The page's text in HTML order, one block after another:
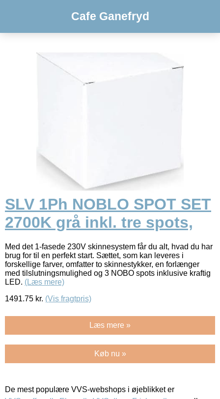
Cafe Ganefryd
SLV 1Ph NOBLO SPOT SET
2700K grå inkl. tre spots,
Med det 1-fasede 230V skinnesystem får du alt, hvad du har
brug for til en perfekt start. Sættet, som kan leveres i
forskellige farver, omfatter to skinnestykker, en forlænger
med tilslutningsmulighed og 3 NOBO spots inklusive kraftig
LED. (Læs mere)
1491.75 kr. (Vis fragtpris)
Læs mere »
Køb nu »
De mest populære VVS-webshops i øjeblikket er